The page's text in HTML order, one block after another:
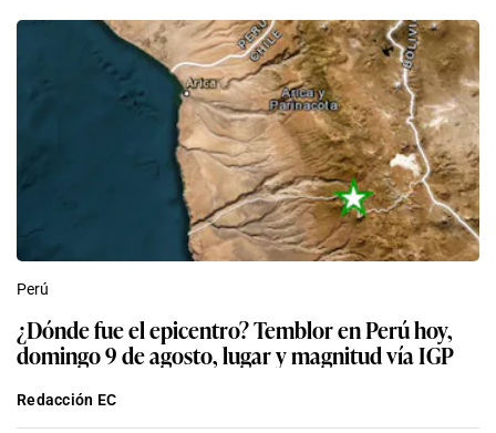
Perú
¿Dónde fue el epicentro? Temblor en Perú hoy,
domingo 9 de agosto, lugar y magnitud vía IGP
Redacción EC